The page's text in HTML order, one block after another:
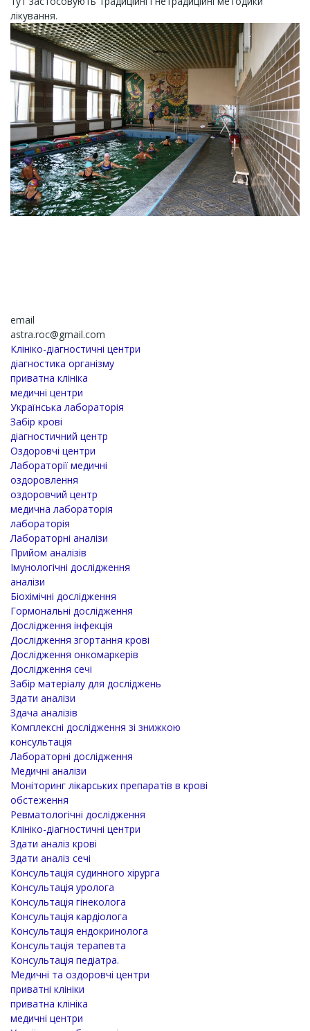
лікування.
email
astra.roc@gmail.com
Клініко-діагностичні центри
діагностика організму
приватна клініка
медичні центри
Українська лабораторія
Забір крові
діагностичний центр
Оздоровчі центри
Лабораторії медичні
оздоровлення
оздоровчий центр
медична лабораторія
лабораторія
Лабораторні аналізи
Прийом аналізів
Імунологічні дослідження
аналізи
Біохімічні дослідження
Гормональні дослідження
Дослідження інфекція
Дослідження згортання крові
Дослідження онкомаркерів
Дослідження сечі
Забір матеріалу для досліджень
Здати аналізи
Здача аналізів
Комплексні дослідження зі знижкою
консультація
Лабораторні дослідження
Медичні аналізи
Моніторинг лікарських препаратів в крові
обстеження
Ревматологічні дослідження
Клініко-діагностичні центри
Здати аналіз крові
Здати аналіз сечі
Консультація судинного хірурга
Консультація уролога
Консультація гінеколога
Консультація кардіолога
Консультація ендокринолога
Консультація терапевта
Консультація педіатра.
Медичні та оздоровчі центри
приватні клініки
приватна клініка
медичні центри